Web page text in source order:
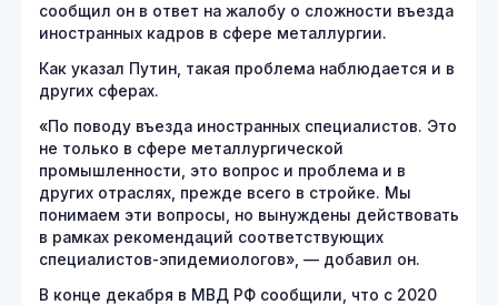
сообщил он в ответ на жалобу о сложности въезда
иностранных кадров в сфере металлургии.
Как указал Путин, такая проблема наблюдается и в
других сферах.
«По поводу въезда иностранных специалистов. Это
не только в сфере металлургической
промышленности, это вопрос и проблема и в
других отраслях, прежде всего в стройке. Мы
понимаем эти вопросы, но вынуждены действовать
в рамках рекомендаций соответствующих
специалистов-эпидемиологов», — добавил он.
В конце декабря в МВД РФ сообщили, что с 2020